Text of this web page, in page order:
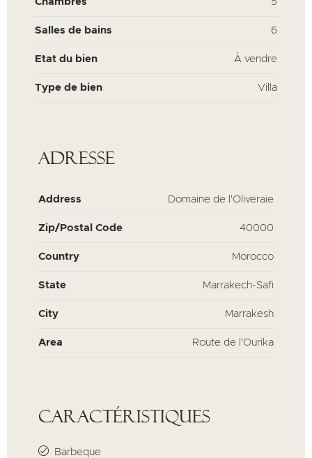
Salles de bains 6
Etat du bien À vendre
Type de bien Villa
Adresse
Address Domaine de l'Oliveraie
Zip/Postal Code 40000
Country Morocco
State Marrakech-Safi
City Marrakesh
Area Route de l'Ourika
Caractéristiques
Barbeque